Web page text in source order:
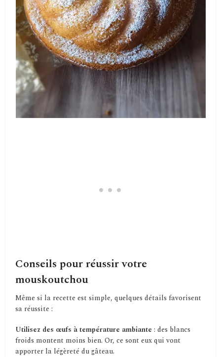
Conseils pour réussir votre
mouskoutchou
Même si la recette est simple, quelques détails favorisent
sa réussite :
Utilisez des œufs à température ambiante : des blancs
froids montent moins bien. Or, ce sont eux qui vont
apporter la légèreté du gâteau.